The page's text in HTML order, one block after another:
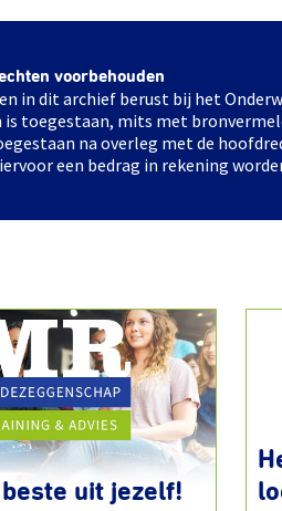
voorbehouden
in dit archief berust bij het
toegestaan, mits met
na overleg met de
een bedrag in rekening
uit jezelf!